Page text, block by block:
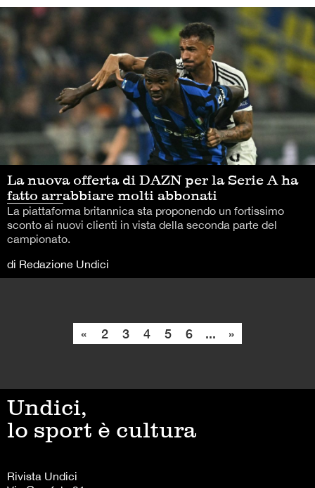
La nuova offerta di DAZN per la Serie A ha
fatto arrabbiare molti abbonati
La piattaforma britannica sta proponendo un fortissimo
sconto ai nuovi clienti in vista della seconda parte del
campionato.
di Redazione Undici
« 2 3 4 5 6 ... »
Undici,
lo sport è cultura
Rivista Undici